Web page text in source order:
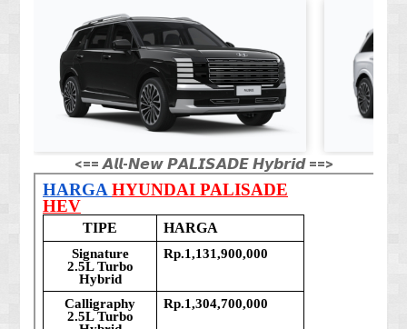
<== 𝘼𝙡𝙡-𝙉𝙚𝙬 𝙋𝘼𝙇𝙄𝙎𝘼𝘿𝙀 𝙃𝙮𝙗𝙧𝙞𝙙 ==>